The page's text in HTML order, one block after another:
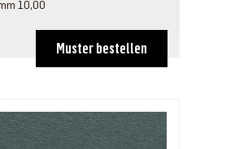
10,00
Muster bestellen